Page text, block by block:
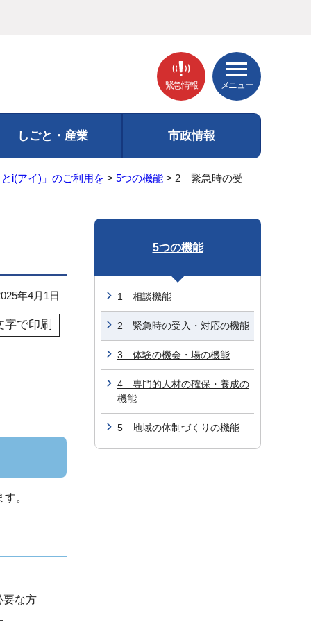
緊急情報 メニュー
しごと・産業 市政情報
i(アイ)」のご利用を > 5つの機能 > 2 緊急時の受
年4月1日
字で印刷
。
要な方
5つの機能
1 相談機能
2 緊急時の受入・対応の機能
3 体験の機会・場の機能
4 専門的人材の確保・養成の
機能
5 地域の体制づくりの機能